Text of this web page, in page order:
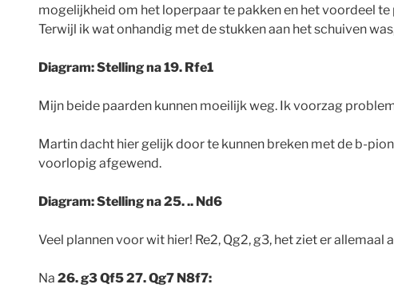
mogelijkheid om het loperpaar te pakken en het voordeel te
Terwijl ik wat onhandig met de stukken aan het schuiven
Diagram: Stelling na 19. Rfe1
Mijn beide paarden kunnen moeilijk weg. Ik voorzag
Martin dacht hier gelijk door te kunnen breken met de b-
voorlopig afgewend.
Diagram: Stelling na 25. .. Nd6
Veel plannen voor wit hier! Re2, Qg2, g3, het ziet er
Na 26. g3 Qf5 27. Qg7 N8f7: